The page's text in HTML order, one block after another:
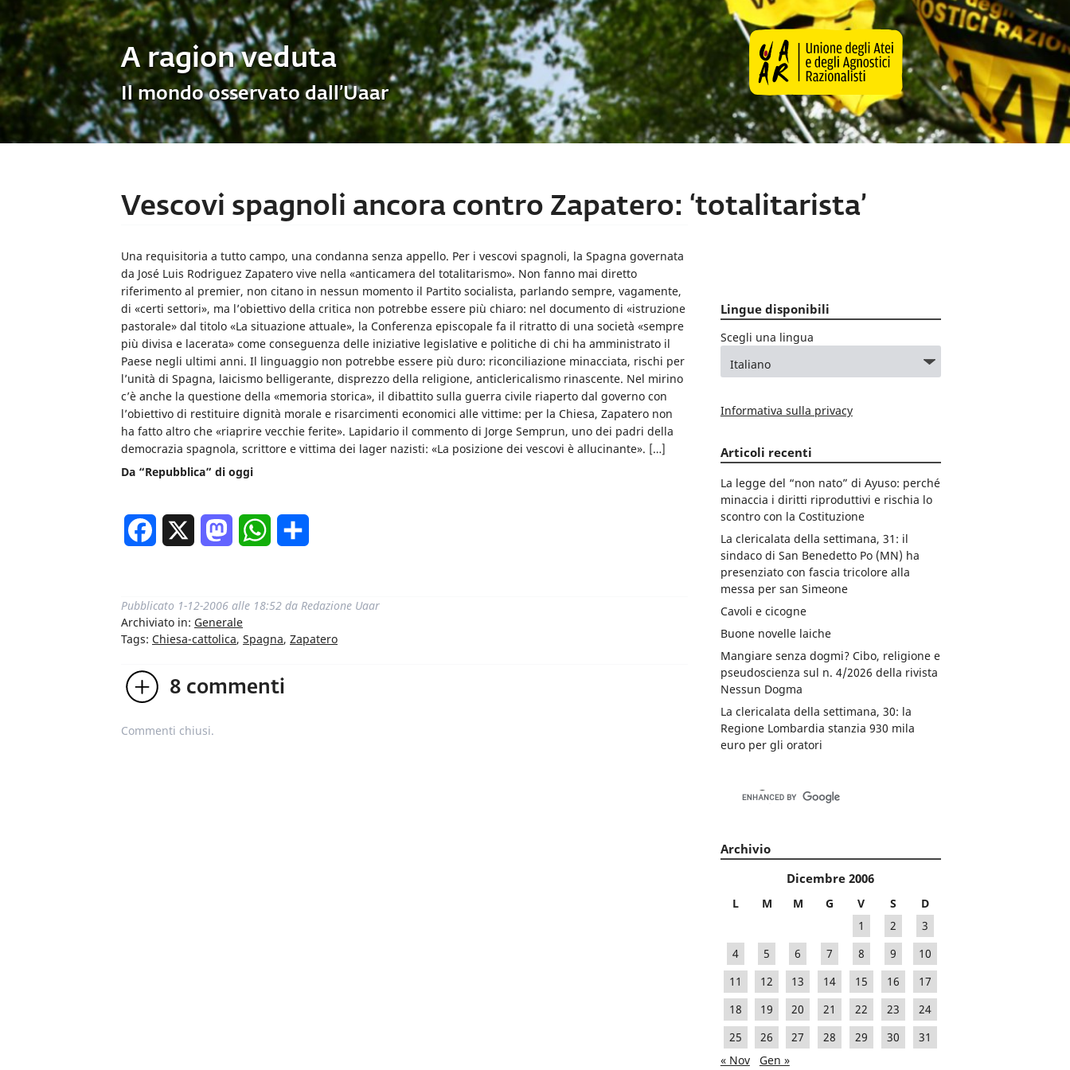
A ragion veduta
Il mondo osservato dall’Uaar
Vescovi spagnoli ancora contro Zapatero: ‘totalitarista’
Una requisito­ria a tutto campo, una con­danna senza appello. Per i vescovi spagnoli, la Spagna governata
da José Luis Rodriguez Zapatero vive nella «anticamera del totalitari­smo». Non fanno mai diret­to
riferimento al premier, non citano in nessun mo­mento il Partito socialista, parlando sem­pre, vagamente,
di «certi settori», ma l’obiettivo della critica non potrebbe essere più chiaro: nel documento di «istruzione
pa­storale» dal titolo «La situazione attuale», la Conferenza episcopale fa il ritratto di una società «sempre
più divisa e lace­rata» come conseguenza delle iniziative legislative e politiche di chi ha ammini­strato il
Paese negli ultimi anni. Il linguaggio non po­trebbe essere più duro: ri­conciliazione minacciata, rischi per
l’unità di Spagna, laicismo belligerante, di­sprezzo della religione, an­ticlericalismo rinascente. Nel mirino
c’è anche la questione della «memoria storica», il dibattito sulla guerra civile riaperto dal governo con
l’obiettivo di restituire dignità morale e risarcimenti economici al­le vittime: per la Chiesa, Za­patero non
ha fatto altro che «riaprire vecchie feri­te». Lapidario il commento di Jorge Semprun, uno dei padri della
democrazia spagnola, scrittore e vittima dei lager nazisti: «La posizione dei ve­scovi è alluci­nante». […]
Da “Repubblica” di oggi
Facebook MastodonWhatsApp
Pubblicato 1-12-2006 alle 18:52 da Redazione Uaar
Archiviato in: Generale
Tags: Chiesa-cattolica, Spagna, Zapatero
8 commenti
Commenti chiusi.
Lingue disponibili
Scegli una lingua
Informativa sulla privacy
Articoli recenti
La legge del “non nato” di Ayuso: perché
minaccia i diritti riproduttivi e rischia lo
scontro con la Costituzione
La clericalata della settimana, 31: il
sindaco di San Benedetto Po (MN) ha
presenziato con fascia tricolore alla
messa per san Simeone
Cavoli e cicogne
Buone novelle laiche
Mangiare senza dogmi? Cibo, religione e
pseudoscienza sul n. 4/2026 della rivista
Nessun Dogma
La clericalata della settimana, 30: la
Regione Lombardia stanzia 930 mila
euro per gli oratori
Archivio
Dicembre 2006
L M M G V S
D
1
2
3
4
5 6 7 8 9
10
11
12 13 14 15 16
17
18
19 20 21 22 23
24
25
26 27 28 29 30
31
« Nov
Gen »